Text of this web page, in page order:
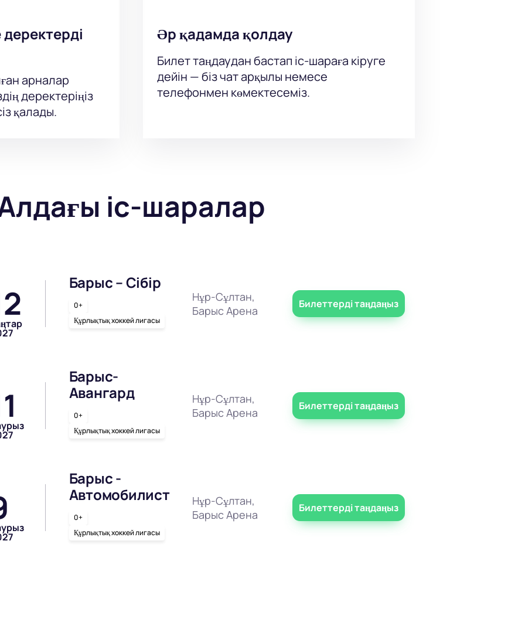
арналар
деректеріңіз
қалады.
Әр қадамда қолдау
Билет таңдаудан бастап іс-шараға кіруге
дейін — біз чат арқылы немесе
телефонмен көмектесеміз.
іс-шаралар
Барыс – Сібір
0+
Құрлықтық хоккей лигасы
Нұр-Сұлтан,
Барыс Арена
Билеттерді таңдаңыз
Барыс-
Авангард
0+
Құрлықтық хоккей лигасы
Нұр-Сұлтан,
Барыс Арена
Билеттерді таңдаңыз
Барыс -
Автомобилист
0+
Құрлықтық хоккей лигасы
Нұр-Сұлтан,
Барыс Арена
Билеттерді таңдаңыз